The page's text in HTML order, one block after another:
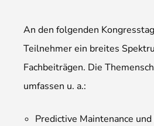
An den folgenden
Teilnehmer ein breites
Fachbeiträgen. Die
umfassen u. a.:
Predictive Maintenance